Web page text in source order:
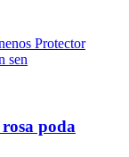
poda